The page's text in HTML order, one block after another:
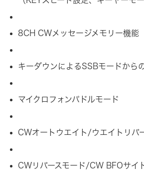
8CH CWメッセージメモリー機能
キーダウンによるSSBモードから
マイクロフォンパドルモード
CWオートウエイト/ウエイトリバ
CWリバースモード/CW BFOサイ